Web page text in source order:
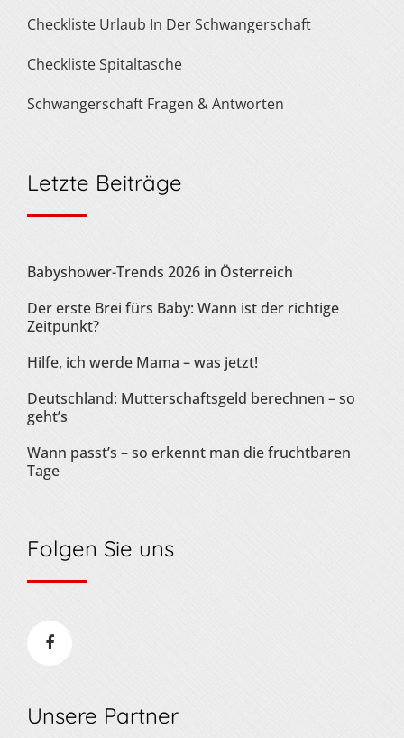
Checkliste Urlaub In Der Schwangerschaft
Checkliste Spitaltasche
Schwangerschaft Fragen & Antworten
Letzte Beiträge
Babyshower-Trends 2026 in Österreich
Der erste Brei fürs Baby: Wann ist der richtige
Zeitpunkt?
Hilfe, ich werde Mama – was jetzt!
Deutschland: Mutterschaftsgeld berechnen – so
geht’s
Wann passt’s – so erkennt man die fruchtbaren
Tage
Folgen Sie uns
Unsere Partner